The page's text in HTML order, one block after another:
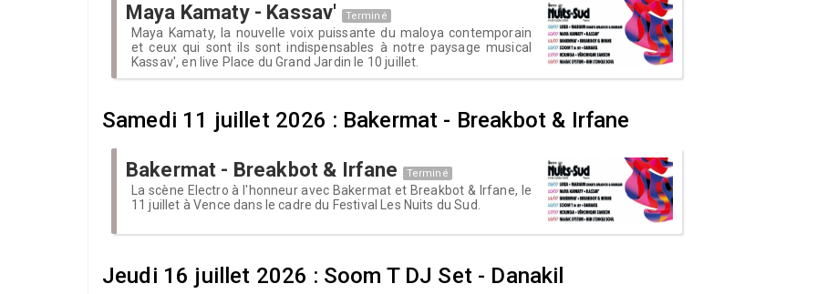
Maya Kamaty - Kassav' Terminé
Maya Kamaty, la nouvelle voix puissante du maloya contemporain
et ceux qui sont ils sont indispensables à notre paysage musical
Kassav', en live Place du Grand Jardin le 10 juillet.
Samedi 11 juillet 2026 : Bakermat - Breakbot & Irfane
Bakermat - Breakbot & Irfane Terminé
La scène Electro à l'honneur avec Bakermat et Breakbot & Irfane, le
11 juillet à Vence dans le cadre du Festival Les Nuits du Sud.
Jeudi 16 juillet 2026 : Soom T DJ Set - Danakil